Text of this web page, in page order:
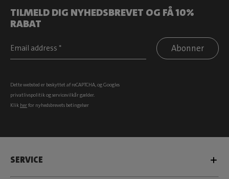
TILMELD DIG NYHEDSBREVET OG FÅ 10%
RABAT
Abonner
Dette websted er beskyttet af reCAPTCHA, og Googles
privatlivspolitikogservicevilkårgælder.
Klik herfor nyhedsbrevets betingelser
SERVICE